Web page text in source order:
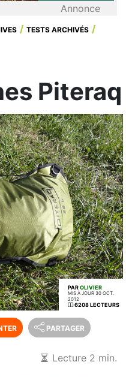
Annonce
TESTS ARCHIVÉS
Piteraq
PAROLIVIER
MIS À JOUR 30 OCT.
2012
6208 LECTEURS
PARTAGER
Lecture 2 min.